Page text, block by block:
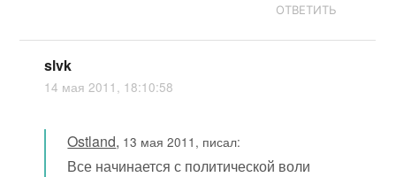
ОТВЕТИТЬ
slvk
14 мая 2011, 18:10:58
Ostland, 13 мая 2011, писал:
Все начинается с политической воли